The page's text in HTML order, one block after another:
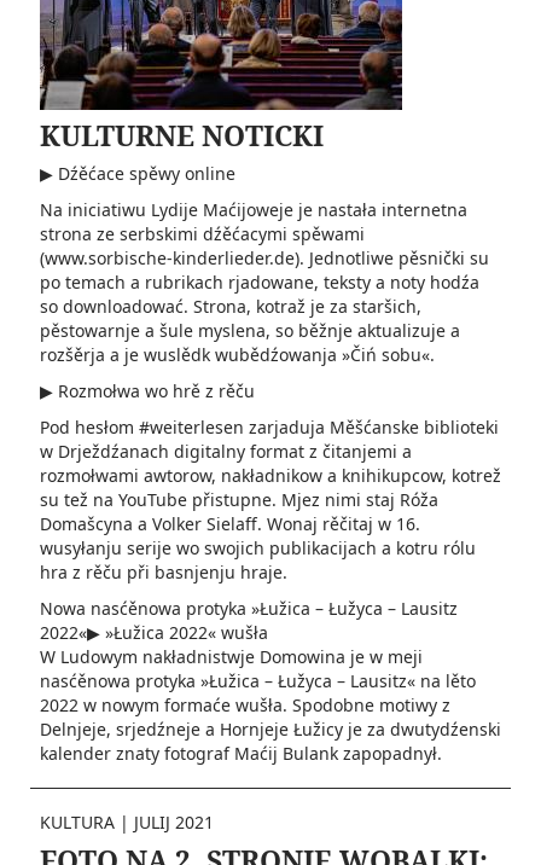
KULTURNE NOTICKI
▶ Dźěćace spěwy online
Na iniciatiwu Lydije Maćijoweje je nastała internetna
strona ze serbskimi dźěćacymi spěwami
(www.sorbische-kinderlieder.de). Jednotliwe pěsnički su
po temach a rubrikach rjadowane, teksty a noty hodźa
so downloadować. Strona, kotraž je za staršich,
pěstowarnje a šule myslena, so běžnje aktualizuje a
rozšěrja a je wuslědk wubědźowanja »Čiń sobu«.
▶ Rozmołwa wo hrě z rěču
Pod hesłom #weiterlesen zarjaduja Měšćanske biblioteki
w Drježdźanach digitalny format z čitanjemi a
rozmołwami awtorow, nakładnikow a knihikupcow, kotrež
su tež na YouTube přistupne. Mjez nimi staj Róža
Domašcyna a Volker Sielaff. Wonaj rěčitaj w 16.
wusyłanju serije wo swojich publikacijach a kotru rólu
hra z rěču při basnjenju hraje.
Nowa nasćěnowa protyka »Łužica – Łužyca – Lausitz
2022«▶ »Łužica 2022« wušła
W Ludowym nakładnistwje Domowina je w meji
nasćěnowa protyka »Łužica – Łužyca – Lausitz« na lěto
2022 w nowym formaće wušła. Spodobne motiwy z
Delnjeje, srjedźneje a Hornjeje Łužicy je za dwutydźenski
kalender znaty fotograf Maćij Bulank zapopadnył.
KULTURA | JULIJ 2021